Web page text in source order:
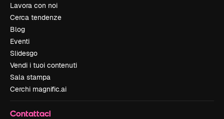
Lavora con noi
Cerca tendenze
Blog
Eventi
Slidesgo
Vendi i tuoi contenuti
Sala stampa
Cerchi magnific.ai
Contattaci